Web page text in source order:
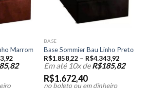
Marrom
BASE
Base Sommier Bau Linho Preto
R$1.858,22 – R$4.343,92
Em até 10x deR$185,82
R$1.672,40
no boleto ou em dinheiro